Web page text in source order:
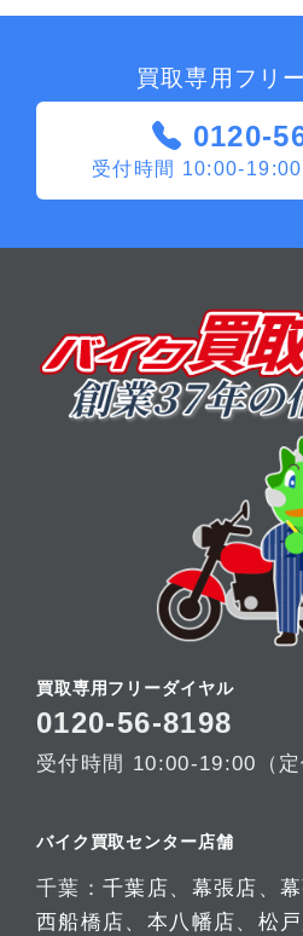
買取専用フリ
0120-
受付時間 10:00-19:00
買取専用フリーダイヤル
0120-56-8198
受付時間 10:00-19:00（定
バイク買取センター店舗
千葉：千葉店、 幕張店 、
西船橋店、 本八幡店、 松